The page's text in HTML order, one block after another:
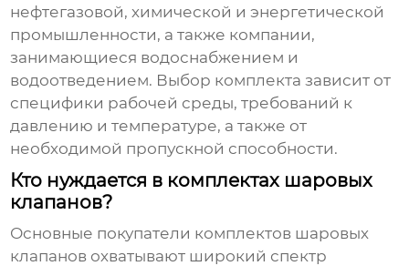
нефтегазовой, химической и энергетической
промышленности, а также компании,
занимающиеся водоснабжением и
водоотведением. Выбор комплекта зависит от
специфики рабочей среды, требований к
давлению и температуре, а также от
необходимой пропускной способности.
Кто нуждается в комплектах шаровых
клапанов?
Основные покупатели комплектов шаровых
клапанов охватывают широкий спектр